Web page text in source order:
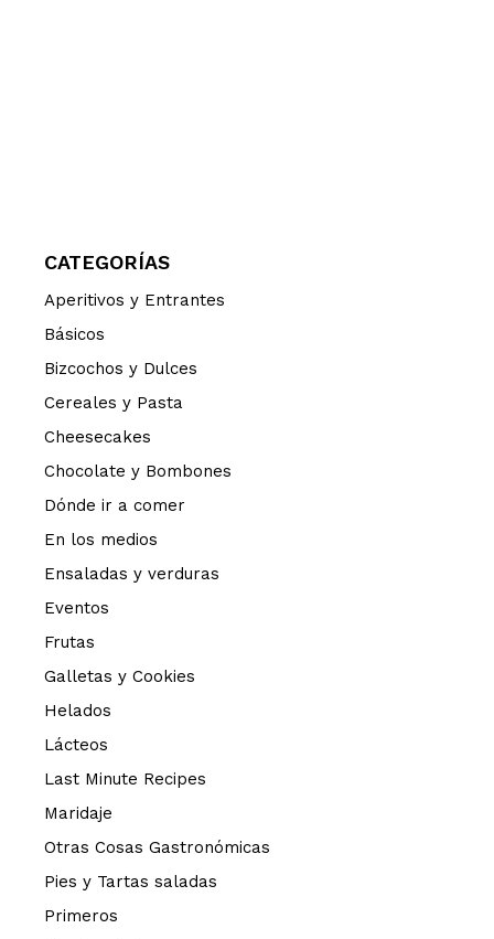
CATEGORÍAS
Aperitivos y Entrantes
Básicos
Bizcochos y Dulces
Cereales y Pasta
Cheesecakes
Chocolate y Bombones
Dónde ir a comer
En los medios
Ensaladas y verduras
Eventos
Frutas
Galletas y Cookies
Helados
Lácteos
Last Minute Recipes
Maridaje
Otras Cosas Gastronómicas
Pies y Tartas saladas
Primeros